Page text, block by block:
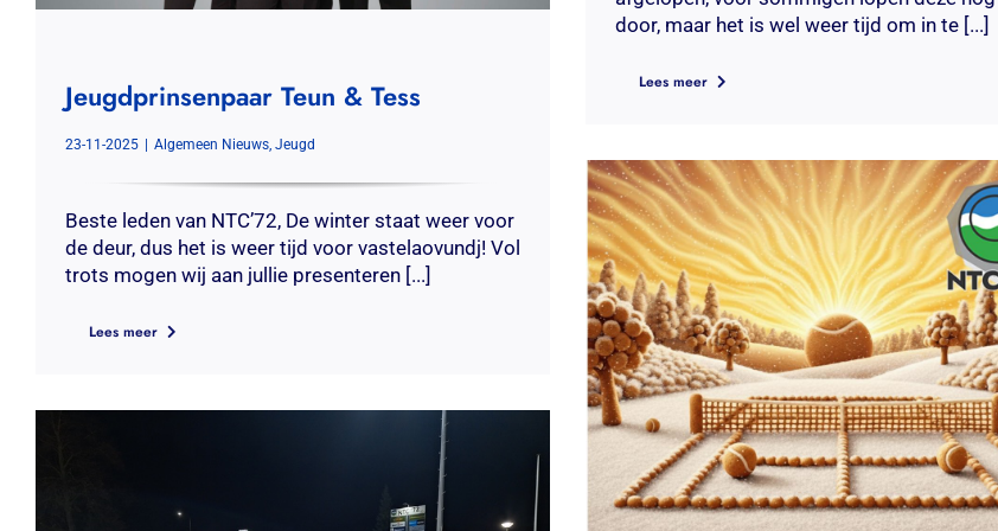
door, maar het is wel weer tijd om in te [...]
Lees meer
Jeugdprinsenpaar Teun & Tess
23-11-2025 | Algemeen Nieuws, Jeugd
Beste leden van NTC’72, De winter staat weer voor
de deur, dus het is weer tijd voor vastelaovundj! Vol
trots mogen wij aan jullie presenteren [...]
Lees meer